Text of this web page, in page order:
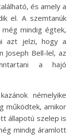
és amely a
el. A szemtanúk
mindig égtek,
azt jelzi, hogy a
Joseph Bell-lel, az
a hajó
némelyike
működtek, amikor
állapotú szelep is
mindig áramlott